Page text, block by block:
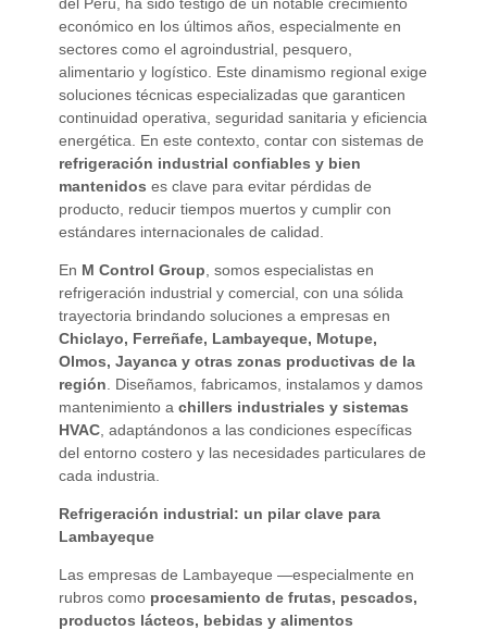
económico en los últimos años, especialmente en
sectores como el agroindustrial, pesquero,
alimentario y logístico. Este dinamismo regional exige
soluciones técnicas especializadas que garanticen
continuidad operativa, seguridad sanitaria y eficiencia
energética. En este contexto, contar con sistemas de
refrigeración industrial confiables y bien
mantenidos es clave para evitar pérdidas de
producto, reducir tiempos muertos y cumplir con
estándares internacionales de calidad.
En M Control Group , somos especialistas en
refrigeración industrial y comercial, con una sólida
trayectoria brindando soluciones a empresas en
Chiclayo, Ferreñafe, Lambayeque, Motupe,
Olmos, Jayanca y otras zonas productivas de la
región . Diseñamos, fabricamos, instalamos y damos
mantenimiento a chillers industriales y sistemas
HVAC, adaptándonos a las condiciones específicas
del entorno costero y las necesidades particulares de
cada industria.
Refrigeración industrial: un pilar clave para
Lambayeque
Las empresas de Lambayeque —especialmente en
rubros como procesamiento de frutas, pescados,
productos lácteos, bebidas y alimentos